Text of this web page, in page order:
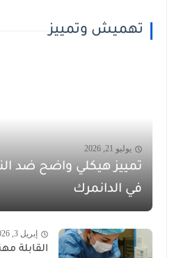
تهميش وتمييز
يوليو 21, 2026
تمييز هيكلي واضح ضد
في الدانمرك
إبريل 3, 2026
القابلة